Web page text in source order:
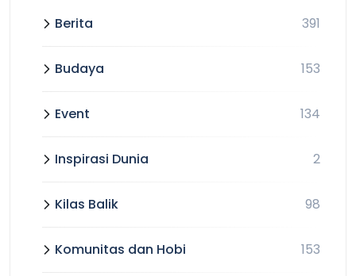
Berita 391
Budaya 153
Event 134
Inspirasi Dunia 2
Kilas Balik 98
Komunitas dan Hobi 153